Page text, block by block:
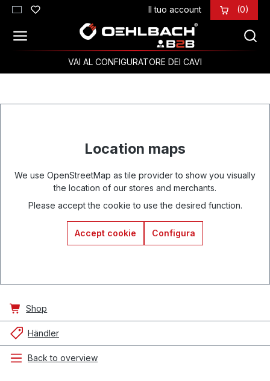
Passa al contenuto principale Il tuo account (0)
VAI AL CONFIGURATORE DEI CAVI
Location maps
We use OpenStreetMap as tile provider to show you visually
the location of our stores and merchants.
Please accept the cookie to use the desired function.
Accept cookie Configura
Shop
Händler
Back to overview